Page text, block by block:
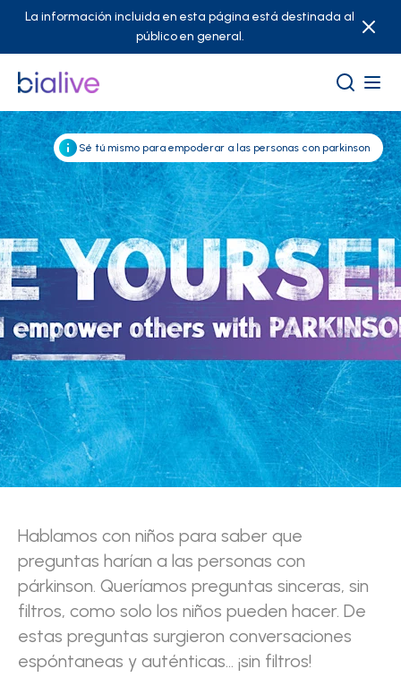
La información incluida en esta página está destinada al
público en general.
Sé tú mismo para empoderar a las personas con parkinson
Hablamos con niños para saber que
preguntas harían a las personas con
párkinson. Queríamos preguntas sinceras, sin
filtros, como solo los niños pueden hacer. De
estas preguntas surgieron conversaciones
espóntaneas y auténticas... ¡sin filtros!